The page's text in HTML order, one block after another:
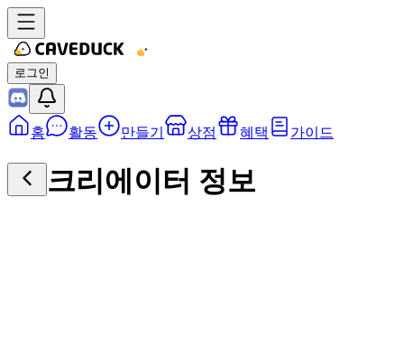
로그인
홈 활동 만들기 상점 혜택 가이드
크리에이터 정보